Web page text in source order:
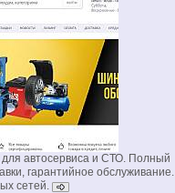
автосервиса и СТО. Полный
гарантийное обслуживание.
сетей.